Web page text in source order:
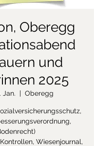
Oberegg
und
2025
Jan.
  |
Oberegg
Wiesenjournal,